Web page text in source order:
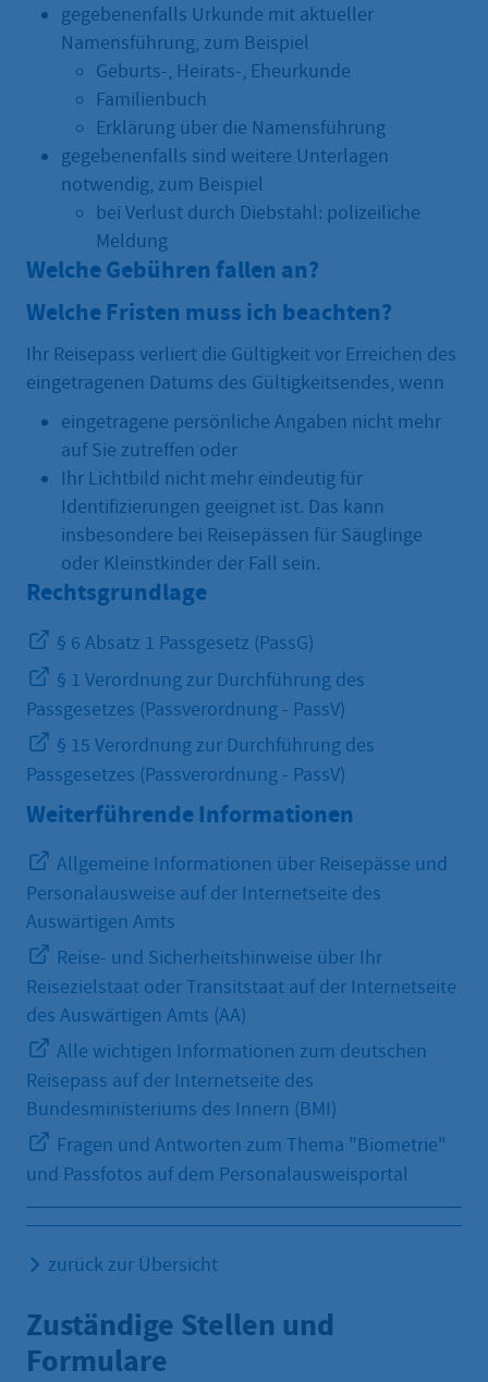
gegebenenfalls Urkunde mit aktueller
Namensführung, zum Beispiel
Geburts-, Heirats-, Eheurkunde
Familienbuch
Erklärung über die Namensführung
gegebenenfalls sind weitere Unterlagen
notwendig, zum Beispiel
bei Verlust durch Diebstahl: polizeiliche
Meldung
Welche Gebühren fallen an?
Welche Fristen muss ich beachten?
Ihr Reisepass verliert die Gültigkeit vor Erreichen des
eingetragenen Datums des Gültigkeitsendes, wenn
eingetragene persönliche Angaben nicht mehr
auf Sie zutreffen oder
Ihr Lichtbild nicht mehr eindeutig für
Identifizierungen geeignet ist. Das kann
insbesondere bei Reisepässen für Säuglinge
oder Kleinstkinder der Fall sein.
Rechtsgrundlage
§ 6 Absatz 1 Passgesetz (PassG)
§ 1 Verordnung zur Durchführung des
Passgesetzes (Passverordnung - PassV)
§ 15 Verordnung zur Durchführung des
Passgesetzes (Passverordnung - PassV)
Weiterführende Informationen
Allgemeine Informationen über Reisepässe und
Personalausweise auf der Internetseite des
Auswärtigen Amts
Reise- und Sicherheitshinweise über Ihr
Reisezielstaat oder Transitstaat auf der Internetseite
des Auswärtigen Amts (AA)
Alle wichtigen Informationen zum deutschen
Reisepass auf der Internetseite des
Bundesministeriums des Innern (BMI)
Fragen und Antworten zum Thema "Biometrie"
und Passfotos auf dem Personalausweisportal
zurück zur Übersicht
Zuständige Stellen und
Formulare